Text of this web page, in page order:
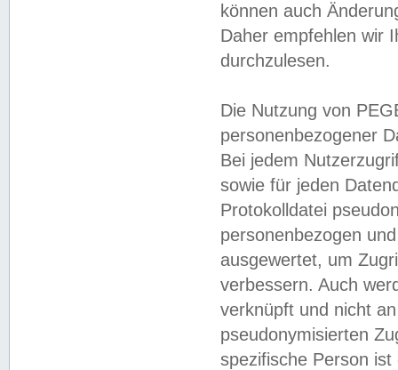
können auch
Daher empfehlen wir
durchzulesen.
Die Nutzung von
personenbezogener
Bei jedem
sowie für jeden
Protokolldatei
personenbezogen
ausgewertet, um
verbessern. Auch
verknüpft und nicht
pseudonymisierten
spezifische Person